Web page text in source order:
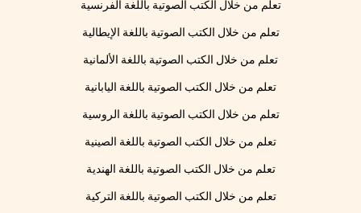
تعلم من خلال الكتب الصوتية باللغة الفرنسية
تعلم من خلال الكتب الصوتية باللغة الإيطالية
تعلم من خلال الكتب الصوتية باللغة الألمانية
تعلم من خلال الكتب الصوتية باللغة اليابانية
تعلم من خلال الكتب الصوتية باللغة الروسية
تعلم من خلال الكتب الصوتية باللغة الصينية
تعلم من خلال الكتب الصوتية باللغة الهندية
تعلم من خلال الكتب الصوتية باللغة التركية